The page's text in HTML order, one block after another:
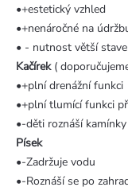
•+estetický vzhled
•+nenáročné na
• - nutnost větší
Kačírek(
•+plní drenážní funkci
•+plní tlumící funkci
•-děti roznáší
Písek
•-Zadržuje vodu
•-Roznáší se po